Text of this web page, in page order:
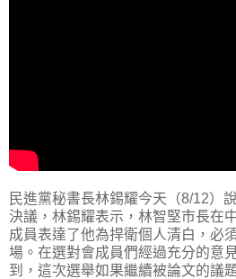
民進黨秘書長林錫耀今天（8/12）
決議，林錫耀表示，林智堅市長在
成員表達了他為捍衛個人清白，必
場。在選對會成員們經過充分的意
到，這次選舉如果繼續被論文的議